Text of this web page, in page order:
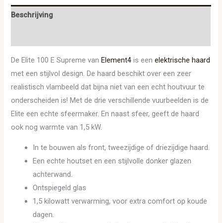
Beschrijving
De Elite 100 E Supreme vanElement4 is eenelektrische haard
met een stijlvol design. De haard beschikt over een zeer
realistisch vlambeeld dat bijna niet van een echt houtvuur te
onderscheiden is! Met de drie verschillende vuurbeelden is de
Elite een echte sfeermaker. En naast sfeer, geeft de haard
ook nog warmte van 1,5 kW.
In te bouwen als front, tweezijdige of driezijdige haard.
Een echte houtset en een stijlvolle donker glazen
achterwand.
Ontspiegeld glas
1,5 kilowatt verwarming, voor extra comfort op koude
dagen.